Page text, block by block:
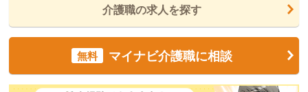
介護職の求人を探す
無料 マイナビ介護職に相談